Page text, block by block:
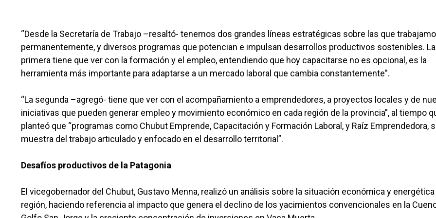
“Desde la Secretaría de Trabajo –resaltó- tenemos dos grandes líneas estratégicas sobre las que
permanentemente, y diversos programas que potencian e impulsan desarrollos productivos sostenibles. La
primera tiene que ver con la formación y el empleo, entendiendo que hoy capacitarse no es opcional, es la
herramienta más importante para adaptarse a un mercado laboral que cambia constantemente”.
“La segunda –agregó- tiene que ver con el acompañamiento a emprendedores, a proyectos locales y de
iniciativas que pueden generar empleo y movimiento económico en cada región de la provincia”, al tiempo
planteó que “programas como Chubut Emprende, Capacitación y Formación Laboral, y Raíz Emprendedora,
muestra del trabajo articulado y enfocado en el desarrollo territorial”.
Desafíos productivos de la Patagonia
El vicegobernador del Chubut, Gustavo Menna, realizó un análisis sobre la situación económica y energética
región, haciendo referencia al impacto que genera el declino de los yacimientos convencionales en la